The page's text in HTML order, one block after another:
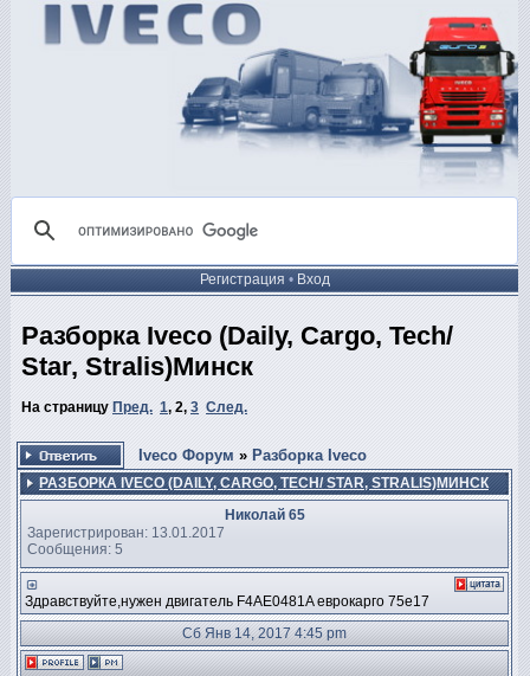
Регистрация • Вход
Разборка Iveco (Daily, Cargo, Tech/
Star, Stralis)Минск
На страницу Пред. 1, 2, 3 След.
Iveco Форум » Разборка Iveco
РАЗБОРКА IVECO (DAILY, CARGO, TECH/ STAR, STRALIS)МИНСК
Николай 65
Зарегистрирован: 13.01.2017
Сообщения: 5
Здравствуйте,нужен двигатель F4AE0481A еврокарго 75e17
Сб Янв 14, 2017 4:45 pm